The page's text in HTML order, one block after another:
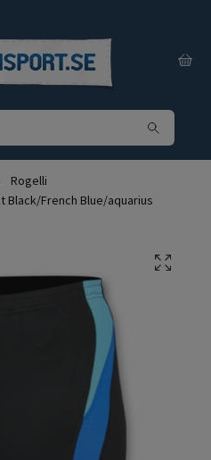
Rogelli
Black/French Blue/aquarius